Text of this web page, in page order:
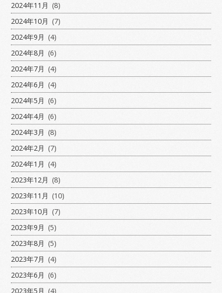
2024年11月 (8)
2024年10月 (7)
2024年9月 (4)
2024年8月 (6)
2024年7月 (4)
2024年6月 (4)
2024年5月 (6)
2024年4月 (6)
2024年3月 (8)
2024年2月 (7)
2024年1月 (4)
2023年12月 (8)
2023年11月 (10)
2023年10月 (7)
2023年9月 (5)
2023年8月 (5)
2023年7月 (4)
2023年6月 (6)
2023年5月 (4)